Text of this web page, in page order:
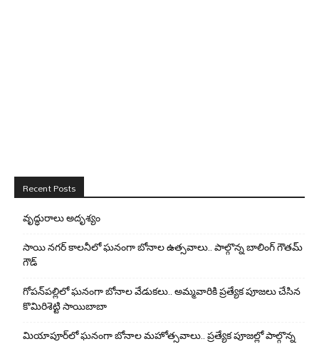
Recent Posts
వృద్ధురాలు అదృశ్యం
సాయి నగర్ కాలనీలో ఘనంగా బోనాల ఉత్సవాలు.. పాల్గొన్న బాలింగ్ గౌతమ్
గౌడ్
గోపన్‌పల్లిలో ఘనంగా బోనాల వేడుకలు.. అమ్మవారికి ప్రత్యేక పూజలు చేసిన
కొమిరిశెట్టి సాయిబాబా
మియాపూర్‌లో ఘనంగా బోనాల మహోత్సవాలు.. ప్రత్యేక పూజల్లో పాల్గొన్న